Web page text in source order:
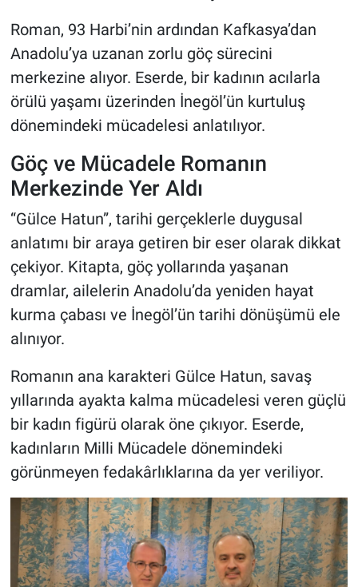
Roman, 93 Harbi’nin ardından Kafkasya’dan
Anadolu’ya uzanan zorlu göç sürecini
merkezine alıyor. Eserde, bir kadının acılarla
örülü yaşamı üzerinden İnegöl’ün kurtuluş
dönemindeki mücadelesi anlatılıyor.
Göç ve Mücadele Romanın
Merkezinde Yer Aldı
“Gülce Hatun”, tarihi gerçeklerle duygusal
anlatımı bir araya getiren bir eser olarak dikkat
çekiyor. Kitapta, göç yollarında yaşanan
dramlar, ailelerin Anadolu’da yeniden hayat
kurma çabası ve İnegöl’ün tarihi dönüşümü ele
alınıyor.
Romanın ana karakteri Gülce Hatun, savaş
yıllarında ayakta kalma mücadelesi veren güçlü
bir kadın figürü olarak öne çıkıyor. Eserde,
kadınların Milli Mücadele dönemindeki
görünmeyen fedakârlıklarına da yer veriliyor.